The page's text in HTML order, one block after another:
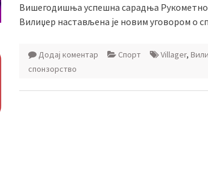
Вишегодишња успешна сарадња
Вилиџер настављена је новим уговором о
Додај коментар Спорт Villager,
спонзорство